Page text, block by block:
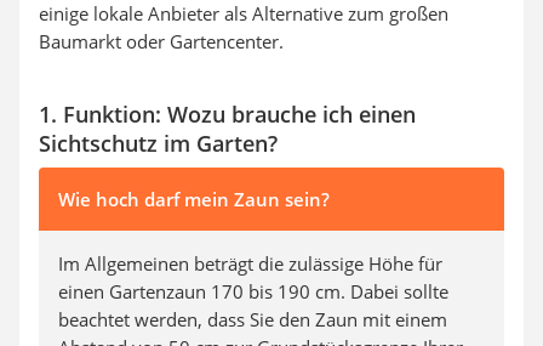
einige lokale Anbieter als Alternative zum großen
Baumarkt oder Gartencenter.
1. Funktion: Wozu brauche ich einen
Sichtschutz im Garten?
Wie hoch darf mein Zaun sein?
Im Allgemeinen beträgt die zulässige Höhe für
einen Gartenzaun 170 bis 190 cm. Dabei sollte
beachtet werden, dass Sie den Zaun mit einem